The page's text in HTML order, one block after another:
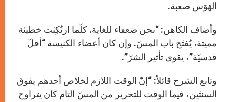
الهَوَس صعبة.
وأضاف الكاهن: “نحن ضعفاء للغاية. كلّما ارتُكِبَت خطيئة
مميتة، يُفتَح باب المسّ. وإن كان أعضاء الكنيسة “أقلّ
قدسيّة”، يقوى تأثير الشرّ”.
وتابع الشرح قائلاً: “إنّ الوقت اللازم لخلاص أحدهم يفوق
السنتَين، فيما الوقت للتحرير من المسّ التام كان يتراوح